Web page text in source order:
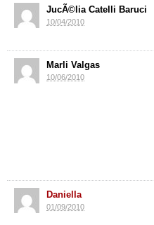
JucÃ©lia Catelli Baruci
10/04/2010
Marli Valgas
10/06/2010
Daniella
01/09/2010